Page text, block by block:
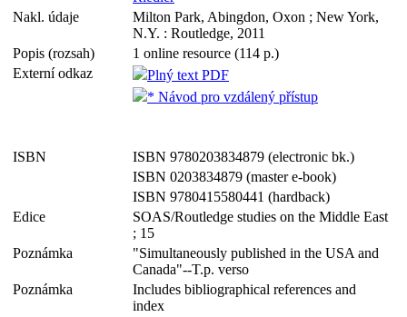
Nakl. údaje
Milton Park, Abingdon, Oxon ; New York,
N.Y. : Routledge, 2011
Popis (rozsah)
1 online resource (114 p.)
Externí odkaz
Plný text PDF
* Návod pro vzdálený přístup
ISBN
ISBN 9780203834879 (electronic bk.)
ISBN 0203834879 (master e-book)
ISBN 9780415580441 (hardback)
Edice
SOAS/Routledge studies on the Middle East
; 15
Poznámka
"Simultaneously published in the USA and
Canada"--T.p. verso
Poznámka
Includes bibliographical references and
index